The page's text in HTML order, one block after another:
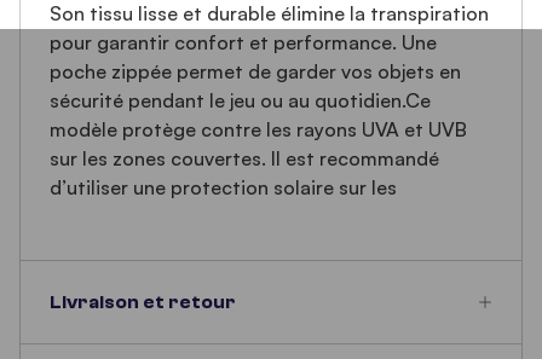
Son tissu lisse et durable élimine la transpiration
pour garantir confort et performance. Une
poche zippée permet de garder vos objets en
sécurité pendant le jeu ou au quotidien.Ce
modèle protège contre les rayons UVA et UVB
sur les zones couvertes. Il est recommandé
d’utiliser une protection solaire sur les
Livraison et retour